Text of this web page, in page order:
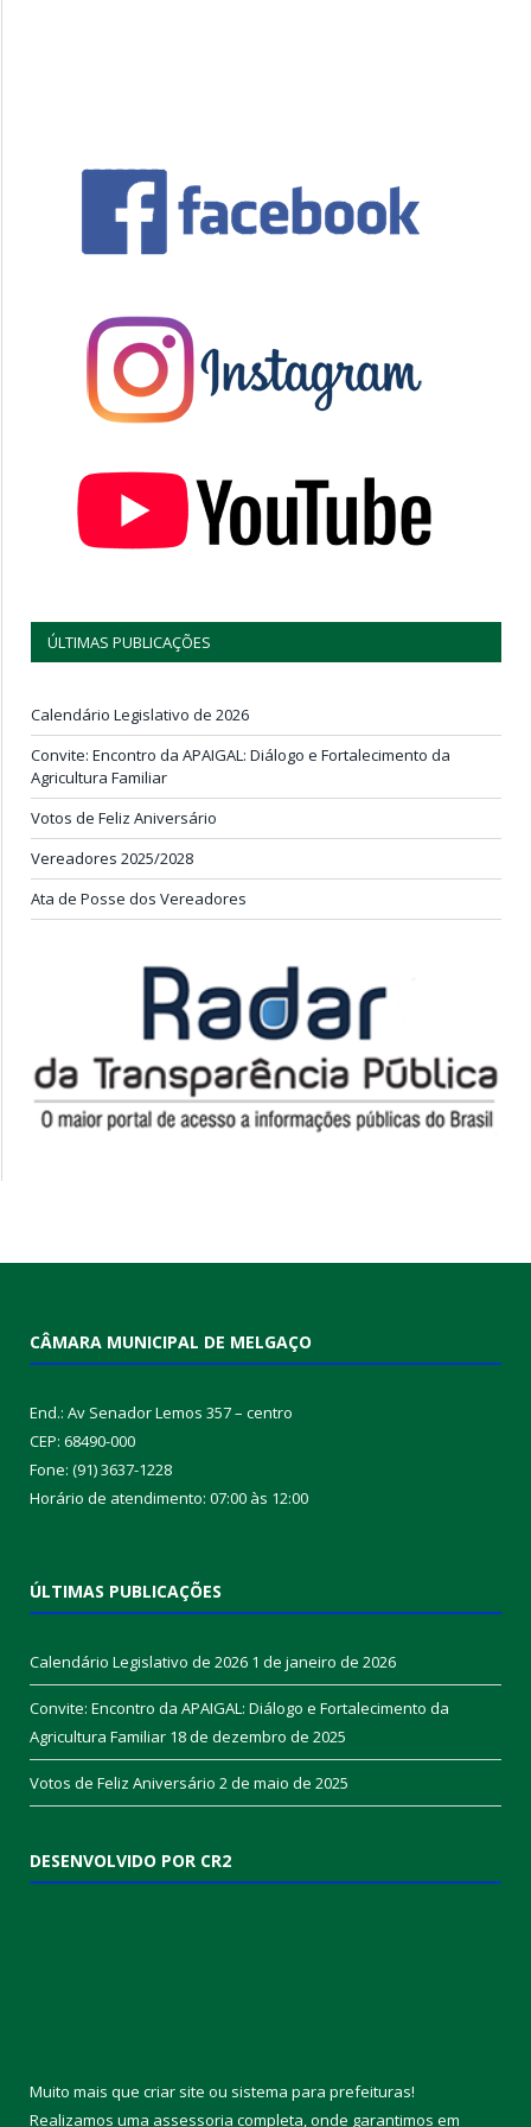
ÚLTIMAS PUBLICAÇÕES
Calendário Legislativo de 2026
Convite: Encontro da APAIGAL: Diálogo e Fortalecimento da
Agricultura Familiar
Votos de Feliz Aniversário
Vereadores 2025/2028
Ata de Posse dos Vereadores
CÂMARA MUNICIPAL DE MELGAÇO
End.: Av Senador Lemos 357 – centro
CEP: 68490-000
Fone: (91) 3637-1228
Horário de atendimento: 07:00 às 12:00
ÚLTIMAS PUBLICAÇÕES
Calendário Legislativo de 2026 1 de janeiro de 2026
Convite: Encontro da APAIGAL: Diálogo e Fortalecimento da
Agricultura Familiar 18 de dezembro de 2025
Votos de Feliz Aniversário 2 de maio de 2025
DESENVOLVIDO POR CR2
Muito mais que criar site ou sistema para prefeituras!
Realizamos uma assessoria completa, onde garantimos em